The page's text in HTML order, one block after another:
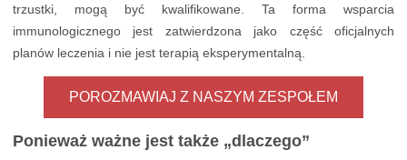
POROZMAWIAJ Z NASZYM ZESPOŁEM
Ponieważ ważne jest także „dlaczego”